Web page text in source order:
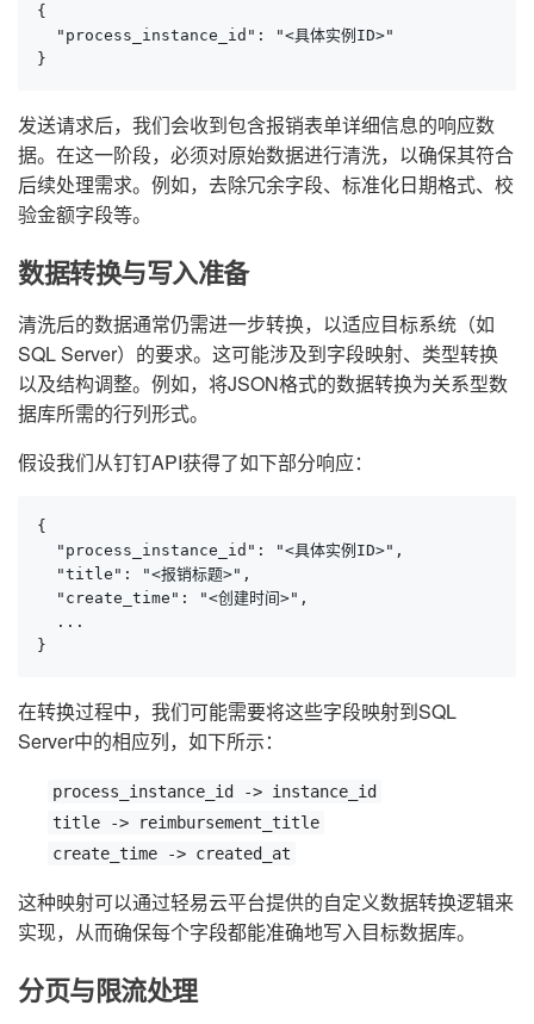
{
  "process_instance_id": "<具体实例ID>"
}
发送请求后，我们会收到包含报销表单详细信息的响应数
据。在这一阶段，必须对原始数据进行清洗，以确保其符合
后续处理需求。例如，去除冗余字段、标准化日期格式、校
验金额字段等。
数据转换与写入准备
清洗后的数据通常仍需进一步转换，以适应目标系统（如
SQL Server）的要求。这可能涉及到字段映射、类型转换
以及结构调整。例如，将JSON格式的数据转换为关系型数
据库所需的行列形式。
假设我们从钉钉API获得了如下部分响应：
{
  "process_instance_id": "<具体实例ID>",
  "title": "<报销标题>",
  "create_time": "<创建时间>",
  ...
}
在转换过程中，我们可能需要将这些字段映射到SQL
Server中的相应列，如下所示：
process_instance_id -> instance_id
title -> reimbursement_title
create_time -> created_at
这种映射可以通过轻易云平台提供的自定义数据转换逻辑来
实现，从而确保每个字段都能准确地写入目标数据库。
分页与限流处理